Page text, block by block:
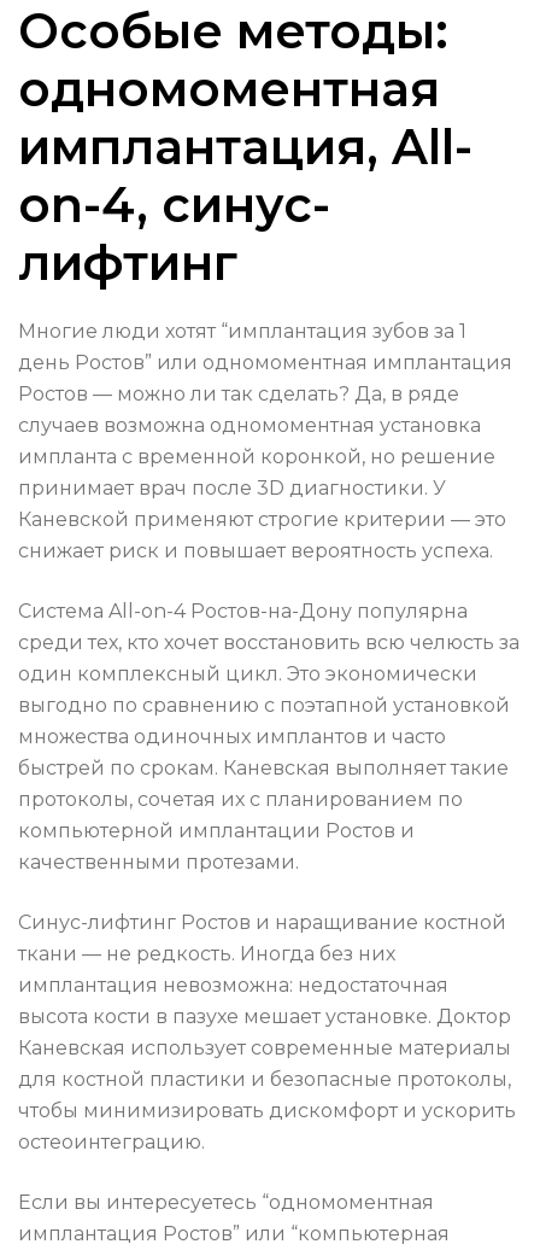
Особые методы:
одномоментная
имплантация, All-
on-4, синус-
лифтинг
Многие люди хотят “имплантация зубов за 1
день Ростов” или одномоментная имплантация
Ростов — можно ли так сделать? Да, в ряде
случаев возможна одномоментная установка
импланта с временной коронкой, но решение
принимает врач после 3D диагностики. У
Каневской применяют строгие критерии — это
снижает риск и повышает вероятность успеха.
Система All-on-4 Ростов-на-Дону популярна
среди тех, кто хочет восстановить всю челюсть за
один комплексный цикл. Это экономически
выгодно по сравнению с поэтапной установкой
множества одиночных имплантов и часто
быстрей по срокам. Каневская выполняет такие
протоколы, сочетая их с планированием по
компьютерной имплантации Ростов и
качественными протезами.
Синус-лифтинг Ростов и наращивание костной
ткани — не редкость. Иногда без них
имплантация невозможна: недостаточная
высота кости в пазухе мешает установке. Доктор
Каневская использует современные материалы
для костной пластики и безопасные протоколы,
чтобы минимизировать дискомфорт и ускорить
остеоинтеграцию.
Если вы интересуетесь “одномоментная
имплантация Ростов” или “компьютерная